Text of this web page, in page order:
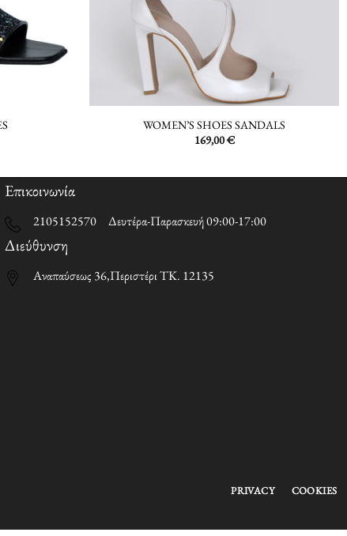
WOMEN’S SHOES SANDALS
169,00€
Επικοινωνία
2105152570 Δευτέρα-Παρασκευή 09:00-17:00
Διεύθυνση
Αναπαύσεως 36,Περιστέρι ΤΚ. 12135
PRIVACY COOKIES